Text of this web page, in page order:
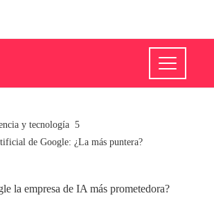
y tecnología
de Google: ¿La más puntera?